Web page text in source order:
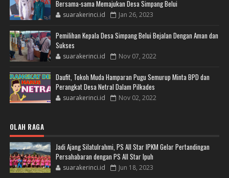
Bersama-sama Memajukan Desa Simpang Belui
suarakerinci.id Jan 26, 2023
Pemilihan Kepala Desa Simpang Belui Bejalan Dengan Aman dan
Sukses
suarakerinci.id Nov 07, 2022
Daufit, Tokoh Muda Hamparan Pugu Semurup Minta BPD dan
Perangkat Desa Netral Dalam Pilkades
suarakerinci.id Nov 02, 2022
OLAH RAGA
Jadi Ajang Silatulrahmi, PS All Star IPKM Gelar Pertandingan
Persahabaran dengan PS All Star Ipuh
suarakerinci.id Jun 18, 2023